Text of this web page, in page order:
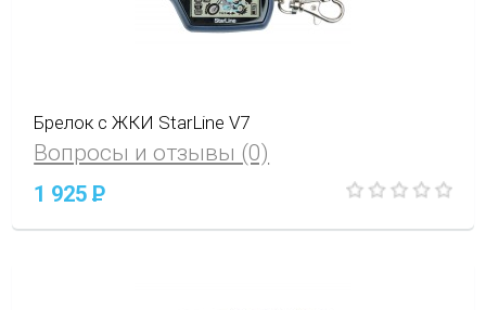
Брелок с ЖКИ StarLine V7
Вопросы и отзывы (0)
1 925P